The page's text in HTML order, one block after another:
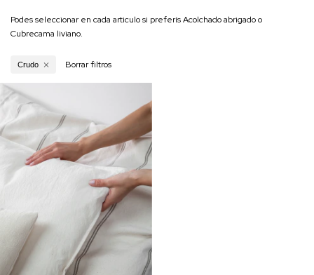
Podes seleccionar en cada articulo si preferís Acolchado abrigado o
Cubrecama liviano.
Crudo Borrar filtros